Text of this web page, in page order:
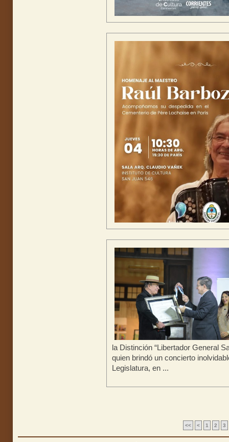
la Distinción “Libertador General
quien brindó un concierto
Legislatura, en ...
<< < 1 2 3